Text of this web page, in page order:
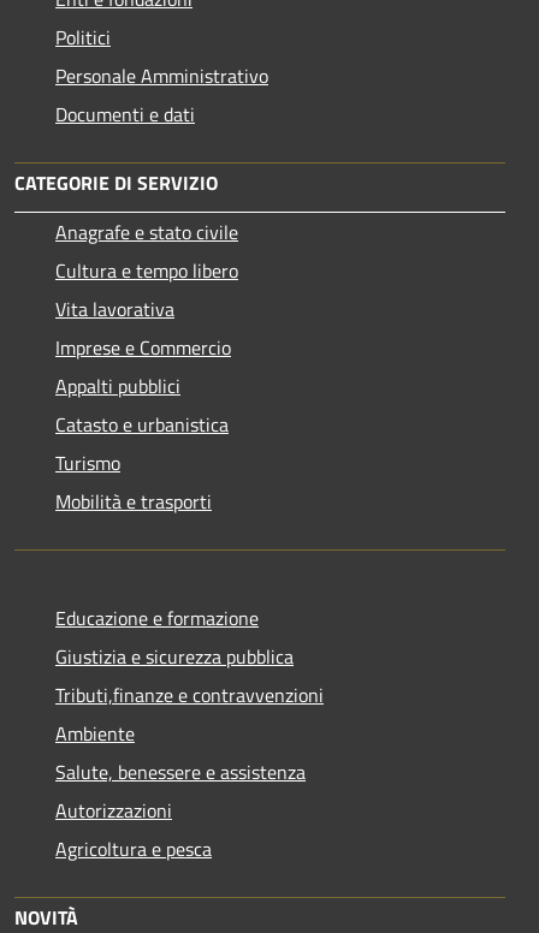
Politici
Personale Amministrativo
Documenti e dati
CATEGORIE DI SERVIZIO
Anagrafe e stato civile
Cultura e tempo libero
Vita lavorativa
Imprese e Commercio
Appalti pubblici
Catasto e urbanistica
Turismo
Mobilità e trasporti
Educazione e formazione
Giustizia e sicurezza pubblica
Tributi,finanze e contravvenzioni
Ambiente
Salute, benessere e assistenza
Autorizzazioni
Agricoltura e pesca
NOVITÀ